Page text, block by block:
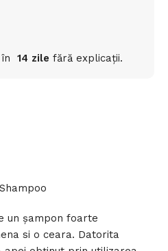
în 14 zile fără explicații.
un șampon foarte
si o ceara. Datorita